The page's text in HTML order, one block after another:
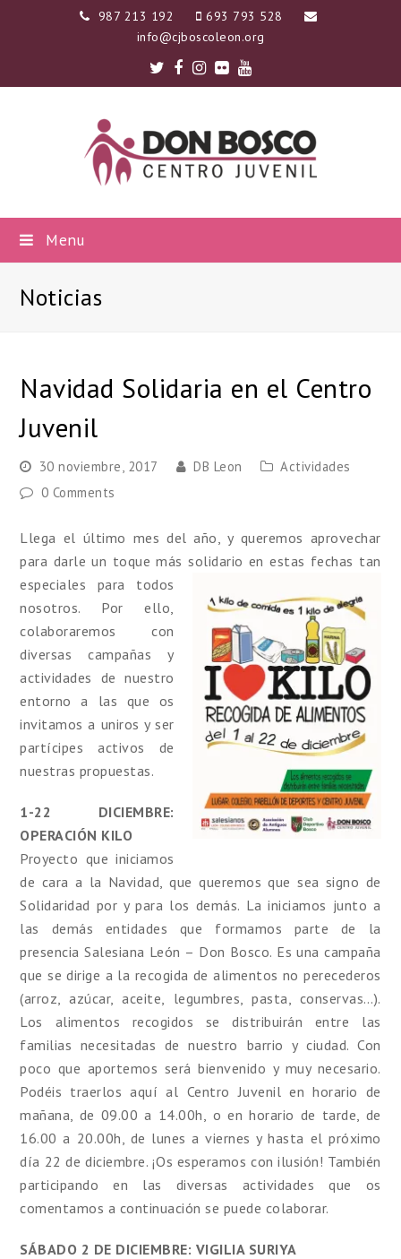
987 213 192
693 793 528
info@cjboscoleon.org
Twitter
Facebook
Instagram
FlickrYoutube
Menu
Noticias
Navidad Solidaria en el Centro
Juvenil
30 noviembre, 2017 DB Leon
Actividades
0 Comments
Llega el último mes del año, y queremos aprovechar
para darle un toque más solidario en estas fechas tan
especiales para todos
nosotros. Por ello,
colaboraremos con
diversas campañas y
actividades de nuestro
entorno a las que os
invitamos a uniros y ser
partícipes activos de
nuestras propuestas.
1-22 DICIEMBRE:
OPERACIÓN KILO
Proyecto que iniciamos
de cara a la Navidad, que queremos que sea signo de
Solidaridad por y para los demás. La iniciamos junto a
las demás entidades que formamos parte de la
presencia Salesiana León – Don Bosco. Es una campaña
que se dirige a la recogida de alimentos no perecederos
(arroz, azúcar, aceite, legumbres, pasta, conservas…).
Los alimentos recogidos se distribuirán entre las
familias necesitadas de nuestro barrio y ciudad. Con
poco que aportemos será bienvenido y muy necesario.
Podéis traerlos aquí al Centro Juvenil en horario de
mañana, de 09.00 a 14.00h, o en horario de tarde, de
16.00 a 20.00h, de lunes a viernes y hasta el próximo
día 22 de diciembre. ¡Os esperamos con ilusión! También
participando en las diversas actividades que os
comentamos a continuación se puede colaborar.
SÁBADO 2 DE DICIEMBRE: VIGILIA SURIYA